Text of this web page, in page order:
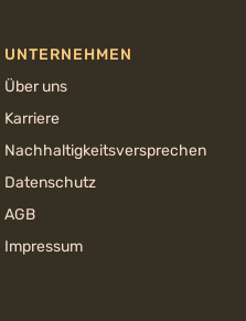
UNTERNEHMEN
Über uns
Karriere
Nachhaltigkeits­versprechen
Datenschutz
AGB
Impressum